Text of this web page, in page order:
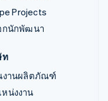
Projects
กนักพัฒนา
ท
งานผลิตภัณฑ์
น่งงาน